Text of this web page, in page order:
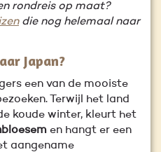
rondreis op maat?
die nog helemaal naar
Japan?
een van de mooiste
Terwijl het land
koude winter, kleurt het
en hangt er een
aangename